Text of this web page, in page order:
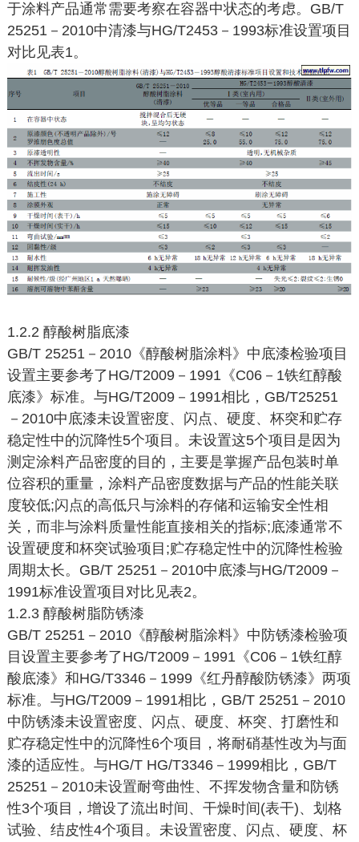
于涂料产品通常需要考察在容器中状态的考虑。GB/T
25251－2010中清漆与HG/T2453－1993标准设置项目
对比见表1。
1.2.2 醇酸树脂底漆
GB/T 25251－2010《醇酸树脂涂料》中底漆检验项目
设置主要参考了HG/T2009－1991《C06－1铁红醇酸
底漆》标准。与HG/T2009－1991相比，GB/T25251
－2010中底漆未设置密度、闪点、硬度、杯突和贮存
稳定性中的沉降性5个项目。未设置这5个项目是因为
测定涂料产品密度的目的，主要是掌握产品包装时单
位容积的重量，涂料产品密度数据与产品的性能关联
度较低;闪点的高低只与涂料的存储和运输安全性相
关，而非与涂料质量性能直接相关的指标;底漆通常不
设置硬度和杯突试验项目;贮存稳定性中的沉降性检验
周期太长。GB/T 25251－2010中底漆与HG/T2009－
1991标准设置项目对比见表2。
1.2.3 醇酸树脂防锈漆
GB/T 25251－2010《醇酸树脂涂料》中防锈漆检验项
目设置主要参考了HG/T2009－1991《C06－1铁红醇
酸底漆》和HG/T3346－1999《红丹醇酸防锈漆》两项
标准。与HG/T2009－1991相比，GB/T 25251－2010
中防锈漆未设置密度、闪点、硬度、杯突、打磨性和
贮存稳定性中的沉降性6个项目，将耐硝基性改为与面
漆的适应性。与HG/T HG/T3346－1999相比，GB/T
25251－2010未设置耐弯曲性、不挥发物含量和防锈
性3个项目，增设了流出时间、干燥时间(表干)、划格
试验、结皮性4个项目。未设置密度、闪点、硬度、杯